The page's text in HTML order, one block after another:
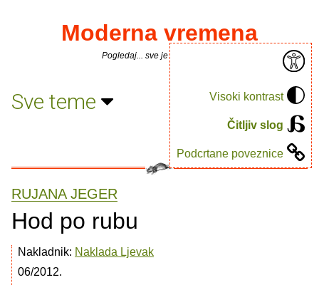
Visoki kontrast
Čitljiv slog
Podcrtane poveznice
Moderna vremena
Pogledaj... sve je puno knjiga.
Sve teme
RUJANA JEGER
Hod po rubu
Nakladnik: Naklada Ljevak
06/2012.